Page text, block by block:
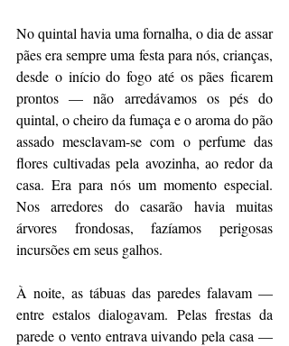
No quintal havia uma fornalha, o dia de assar
pães era sempre uma festa para nós, crianças,
desde o início do fogo até os pães ficarem
prontos — não arredávamos os pés do
quintal, o cheiro da fumaça e o aroma do pão
assado mesclavam-se com o perfume das
flores cultivadas pela avozinha, ao redor da
casa. Era para nós um momento especial.
Nos arredores do casarão havia muitas
árvores frondosas, fazíamos perigosas
incursões em seus galhos.
À noite, as tábuas das paredes falavam —
entre estalos dialogavam. Pelas frestas da
parede o vento entrava uivando pela casa —